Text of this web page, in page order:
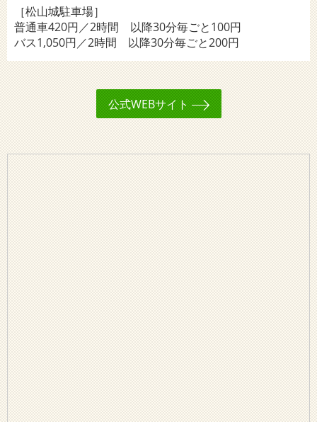
［松山城駐車場］
普通車420円／2時間 以降30分毎ごと100円
バス1,050円／2時間 以降30分毎ごと200円
公式WEBサイト